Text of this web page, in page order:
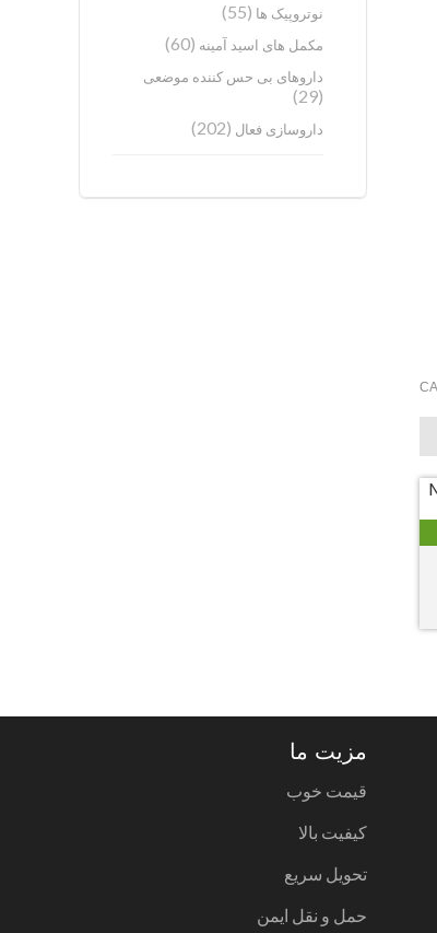
نوتروپیک ها (55)
مکمل های اسید آمینه (60)
داروهای بی حس کننده موضعی
(29)
داروسازی فعال (202)
مزیت ما
قیمت خوب
کیفیت بالا
تحویل سریع
حمل و نقل ایمن